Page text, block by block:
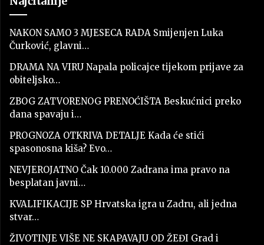
NAKON SAMO 3 MJESECA RADA Smijenjen Luka
Čurković, glavni…
DRAMA NA VIRU Napala policajce tijekom prijave za
obiteljsko…
ZBOG ZATVORENOG PRENOĆIŠTA Beskućnici preko
dana spavaju i…
PROGNOZA OTKRIVA DETALJE Kada će stići
spasonosna kiša? Evo…
NEVJEROJATNO Čak 10.000 Zadrana ima pravo na
besplatan javni…
KVALIFIKACIJE SP Hrvatska igra u Zadru, ali jedna
stvar…
ŽIVOTINJE VIŠE NE SKAPAVAJU OD ŽEĐI Grad i